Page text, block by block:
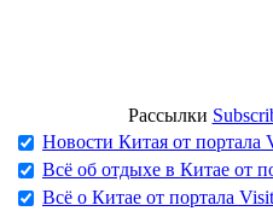
Рассылки
Новости Китая от портала
Всё об отдыхе в Китае от
Всё о Китае от портала